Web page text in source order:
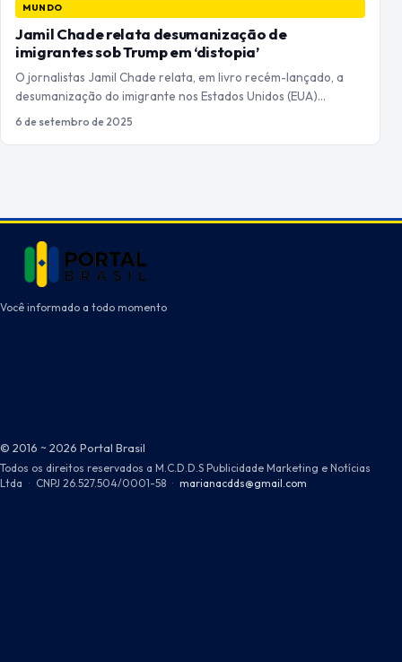
MUNDO
Jamil Chade relata desumanização de
imigrantes sob Trump em ‘distopia’
O jornalistas Jamil Chade relata, em livro recém-lançado, a
desumanização do imigrante nos Estados Unidos (EUA)…
6 de setembro de 2025
Você informado a todo momento
© 2016 ~ 2026 Portal Brasil
Todos os direitos reservados a M.C.D.D.S Publicidade Marketing e Notícias
Ltda · CNPJ 26.527.504/0001-58 · marianacdds@gmail.com